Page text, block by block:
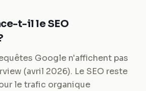
t-il le SEO
Google n'affichent pas
(avril 2026). Le SEO reste
le trafic organique